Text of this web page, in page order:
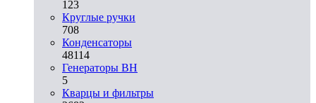
123
Круглые ручки
708
Конденсаторы
48114
Генераторы ВН
5
Кварцы и фильтры